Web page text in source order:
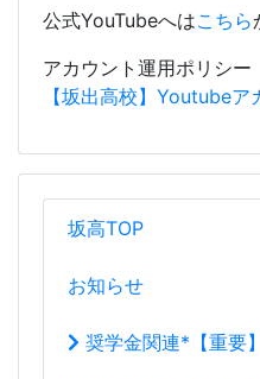
公式YouTubeへはこちら
アカウント運用ポリシー
【坂出高校】Youtube
坂高TOP
お知らせ
奨学金関連*【重要】